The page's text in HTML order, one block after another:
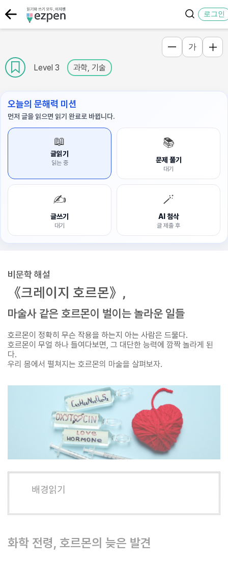
로그인
Level 3 과학, 기술
가
오늘의 문해력 미션
먼저 글을 읽으면 읽기 완료로 바뀝니다.
📖
글읽기
읽는 중
📚
문제 풀기
대기
✍️
글쓰기
대기
🪄
AI 첨삭
글 제출 후
비문학 해설
《크레이지 호르몬》,
마술사 같은 호르몬이 벌이는 놀라운 일들
호르몬이 정확히 무슨 작용을 하는지 아는 사람은 드물다.
호르몬이 무얼 하나 들여다보면, 그 대단한 능력에 깜짝 놀라게 된
다.
우리 몸에서 펼쳐지는 호르몬의 마술을 살펴보자.
배경읽기
화학 전령, 호르몬의 늦은 발견